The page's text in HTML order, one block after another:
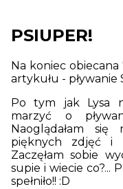
PSIUPER!
Na koniec
artykułu - pływanie
Po tym jak Lysa
marzyć o
Naoglądałam się
pięknych zdjęć i
Zaczęłam sobie
supie i wiecie co?...
spełniło!! :D